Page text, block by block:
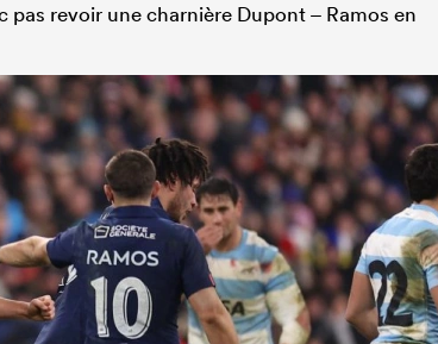
revoir une charnière Dupont – Ramos en